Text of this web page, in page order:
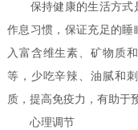
保持健康的生活方式
作息习惯，保证充足的
入富含维生素、矿物质
等，少吃辛辣、油腻和
质，提高免疫力，有助于
心理调节